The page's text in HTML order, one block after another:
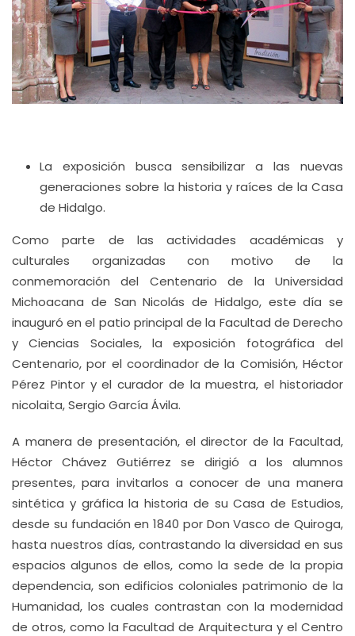
La exposición busca sensibilizar a las nuevas
generaciones sobre la historia y raíces de la Casa
de Hidalgo.
Como parte de las actividades académicas y
culturales organizadas con motivo de la
conmemoración del Centenario de la Universidad
Michoacana de San Nicolás de Hidalgo, este día se
inauguró en el patio principal de la Facultad de Derecho
y Ciencias Sociales, la exposición fotográfica del
Centenario, por el coordinador de la Comisión, Héctor
Pérez Pintor y el curador de la muestra, el historiador
nicolaita, Sergio García Ávila.
A manera de presentación, el director de la Facultad,
Héctor Chávez Gutiérrez se dirigió a los alumnos
presentes, para invitarlos a conocer de una manera
sintética y gráfica la historia de su Casa de Estudios,
desde su fundación en 1840 por Don Vasco de Quiroga,
hasta nuestros días, contrastando la diversidad en sus
espacios algunos de ellos, como la sede de la propia
dependencia, son edificios coloniales patrimonio de la
Humanidad, los cuales contrastan con la modernidad
de otros, como la Facultad de Arquitectura y el Centro